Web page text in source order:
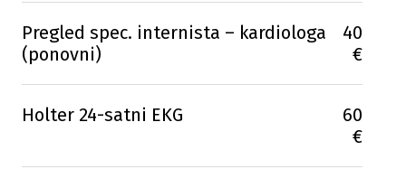
Pregled spec. internista – kardiologa
(ponovni)
40
€
Holter 24-satni EKG
60
€